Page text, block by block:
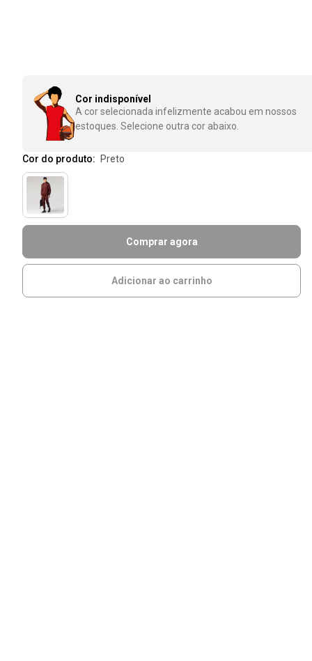
Cor indisponível
A cor selecionada infelizmente acabou em nossos
estoques. Selecione outra cor abaixo.
Cor do produto: preto
Comprar agora
Adicionar ao carrinho